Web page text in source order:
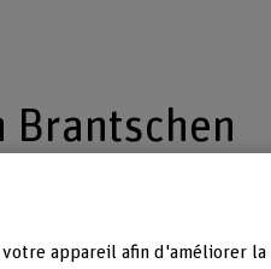
Brantschen
appareil afin d'améliorer la